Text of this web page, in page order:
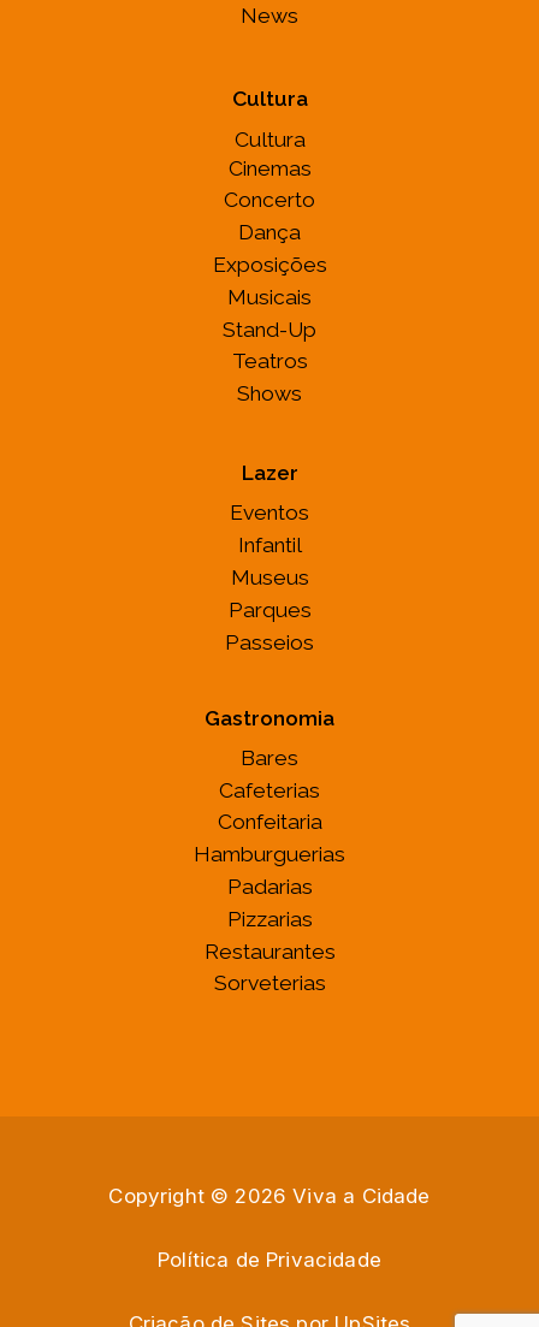
News
Cultura
Cultura
Cinemas
Concerto
Dança
Exposições
Musicais
Stand-Up
Teatros
Shows
Lazer
Eventos
Infantil
Museus
Parques
Passeios
Gastronomia
Bares
Cafeterias
Confeitaria
Hamburguerias
Padarias
Pizzarias
Restaurantes
Sorveterias
Copyright © 2026 Viva a Cidade
Política de Privacidade